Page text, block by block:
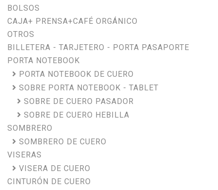
BOLSOS
CAJA+ PRENSA+CAFÉ ORGÁNICO
OTROS
BILLETERA - TARJETERO - PORTA PASAPORTE
PORTA NOTEBOOK
PORTA NOTEBOOK DE CUERO
SOBRE PORTA NOTEBOOK - TABLET
SOBRE DE CUERO PASADOR
SOBRE DE CUERO HEBILLA
SOMBRERO
SOMBRERO DE CUERO
VISERAS
VISERA DE CUERO
CINTURÓN DE CUERO